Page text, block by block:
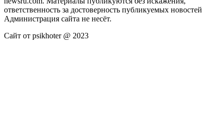
ответственность за достоверность публикуемых новостей
Администрация сайта не несёт.
Сайт от psikhoter @ 2023